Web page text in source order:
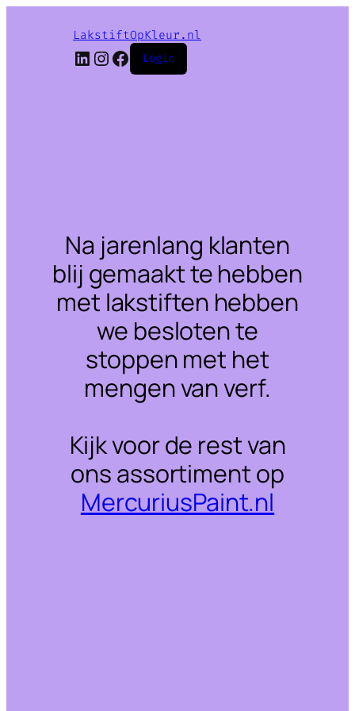
LakstiftOpKleur.nl
LinkedIn
Instagram
Facebook
Login
Na jarenlang klanten
blij gemaakt te hebben
met lakstiften hebben
we besloten te
stoppen met het
mengen van verf.
Kijk voor de rest van
ons assortiment op
MercuriusPaint.nl